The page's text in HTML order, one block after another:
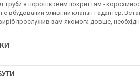
труби з порошковим покриттям -
є вбудований зливний клапан і адаптер.
прослужив вам якомога довше,